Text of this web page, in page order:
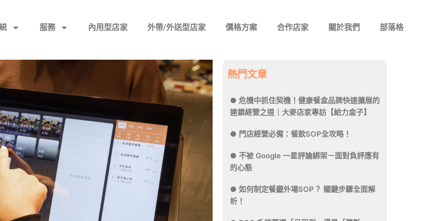
服務 內用型店家 外帶/外送型店家 價格方案 合作店家 關於我們 部落格
熱門文章
危機中抓住契機！健康餐盒品牌快速擴展的
連鎖經營之道｜大麥店家專訪【給力盒子】
門店經營必備：餐飲SOP全攻略！
不被 Google 一星評論綁架－面對負評應有
的心態
如何制定餐廳外場SOP？ 關鍵步驟全面解
析！